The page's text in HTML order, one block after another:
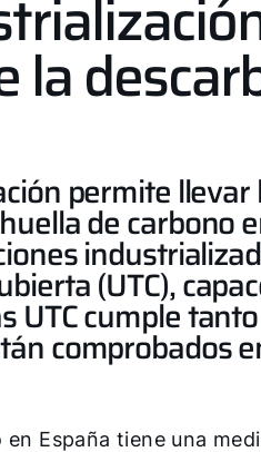
la
permite
de carbono
(UTC),
UTC cumple
comprobados
en España tiene una